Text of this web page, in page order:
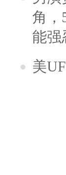
角，
能强
美